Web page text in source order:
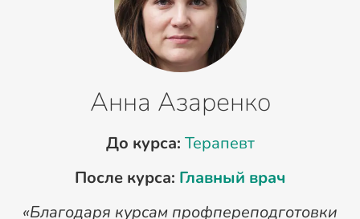
Анна Азаренко
До курса: Терапевт
После курса: Главный врач
«Благодаря курсам профпереподготовки